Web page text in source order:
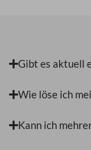
Gibt es aktuell
Wie löse ich
Kann ich